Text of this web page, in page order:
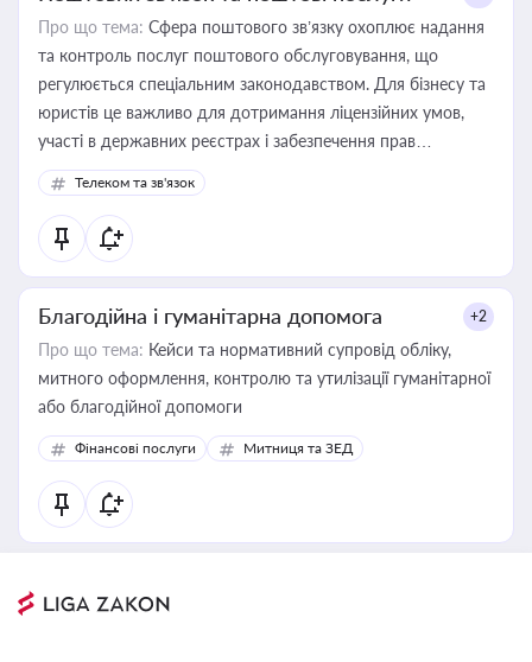
Про що тема: Сфера поштового зв’язку охоплює надання
та контроль послуг поштового обслуговування, що
регулюється спеціальним законодавством. Для бізнесу та
юристів це важливо для дотримання ліцензійних умов,
участі в державних реєстрах і забезпечення прав
споживачів.
Телеком та зв'язок
Благодійна і гуманітарна допомога +2
Про що тема: Кейси та нормативний супровід обліку,
митного оформлення, контролю та утилізації гуманітарної
або благодійної допомоги
Фінансові послуги Митниця та ЗЕД